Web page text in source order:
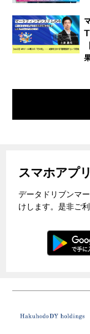
T
スマホアプ
データドリブンマ
けします。是非ご利